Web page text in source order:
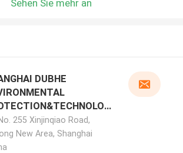
Sehen Sie mehr an
DUBHE
Herstellerprofil
255 Xinjinqiao Road,
New Area, Shanghai